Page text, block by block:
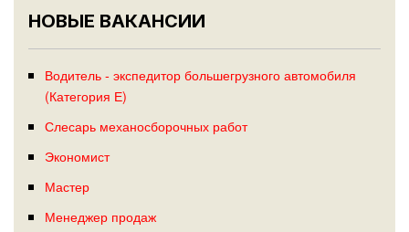
НОВЫЕ ВАКАНСИИ
Водитель - экспедитор большегрузного автомобиля
(Категория Е)
Слесарь механосборочных работ
Экономист
Мастер
Менеджер продаж